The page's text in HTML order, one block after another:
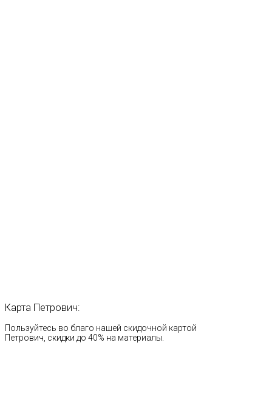
Карта Петрович:
Пользуйтесь во благо нашей скидочной картой
Петрович, скидки до 40% на материалы.